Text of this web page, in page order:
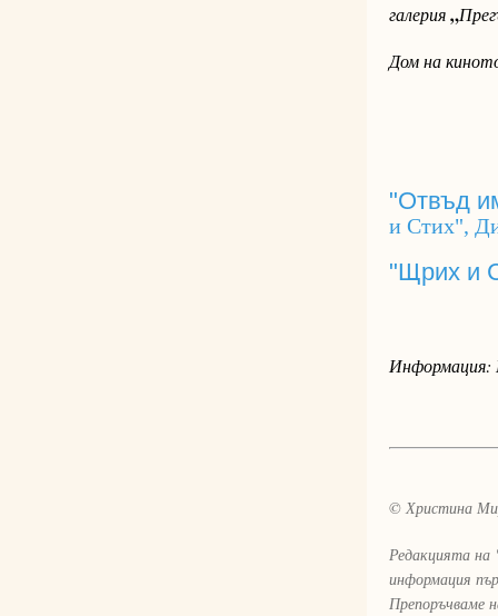
галерия„
Дом на
"Отвъд
и Стих",
"Щрих и
Информация:
© Христина
Редакцията на
информация
Препоръчваме